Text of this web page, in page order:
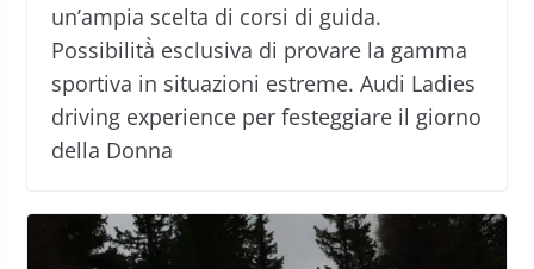
un’ampia scelta di corsi di guida.
Possibilità̀ esclusiva di provare la gamma
sportiva in situazioni estreme. Audi Ladies
driving experience per festeggiare il giorno
della Donna